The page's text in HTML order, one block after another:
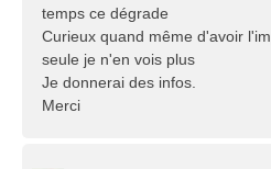
temps ce dégrade
Curieux quand même d'avoir
seule je n'en vois plus
Je donnerai des infos.
Merci